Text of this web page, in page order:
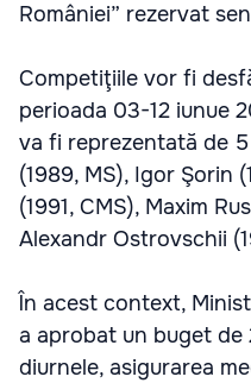
României” rezervat
Competiţiile vor fi
perioada 03-12 iunue
va fi reprezentată de
(1989, MS), Igor Şorin
(1991, CMS), Maxim
Alexandr Ostrovschii
În acest context,
a aprobat un buget de
diurnele, asigurarea